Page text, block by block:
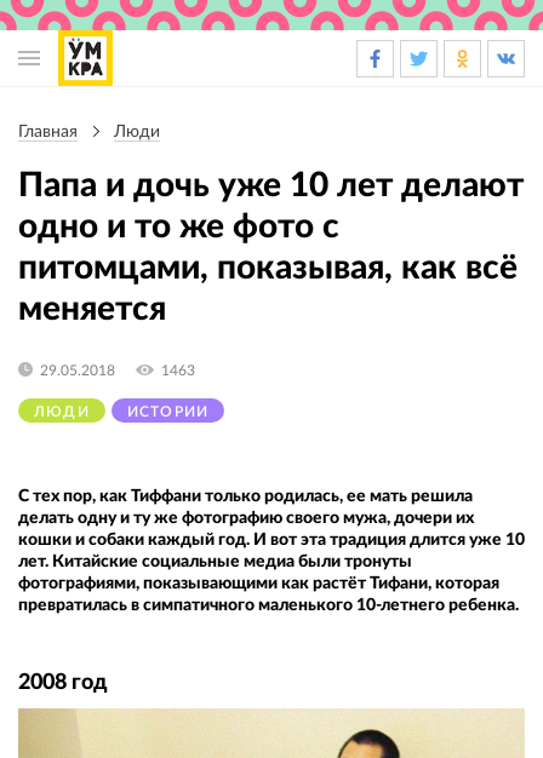
навигации
Главная Люди
Папа и дочь уже 10 лет делают
одно и то же фото с
питомцами, показывая, как всё
меняется
ЛЮДИ ИСТОРИИ
29.05.2018 1463
С тех пор, как Тиффани только родилась, ее мать решила
делать одну и ту же фотографию своего мужа, дочери их
кошки и собаки каждый год. И вот эта традиция длится уже 10
лет. Китайские социальные медиа были тронуты
фотографиями, показывающими как растёт Тифани, которая
превратилась в симпатичного маленького 10-летнего ребенка.
2008 год